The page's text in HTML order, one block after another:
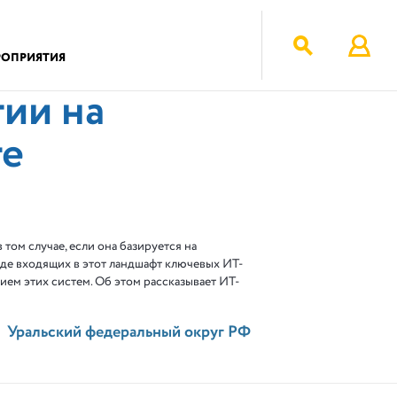
на
случае, если она базируется на
входящих в этот ландшафт ключевых ИТ-
этих систем. Об этом рассказывает ИТ-
Уральский федеральный округ РФ